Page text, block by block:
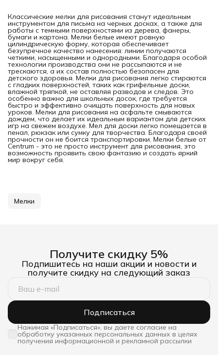
Классические мелки для рисования станут идеальным
инструментом для письма на черных досках, а также для
работы с темными поверхностями из дерева, фанеры,
бумаги и картона. Мелки белые имеют ровную
цилиндрическую форму, которая обеспечивает
безупречное качество нанесения: линии получаются
четкими, насыщенными и однородными. Благодаря особой
технологии производства они не рассыпаются и не
трескаются, а их состав полностью безопасен для
детского здоровья. Мелки для рисования легко стираются
с гладких поверхностей, таких как грифельные доски,
влажной тряпкой, не оставляя разводов и следов. Это
особенно важно для школьных досок, где требуется
быстро и эффективно очищать поверхность для новых
уроков. Мелки для рисования на асфальте смываются
дождем, что делает их идеальным вариантом для детских
игр на свежем воздухе. Мел для доски легко помещается в
пенал, рюкзак или сумку для творчества. Благодаря своей
прочности он не боится транспортировки. Мелки белые от
Centrum - это не просто инструмент для рисования, это
возможность проявить свою фантазию и создать яркий
мир вокруг себя.
Мелки
Получите скидку 5%
Подпишитесь на наши акции и новости и
получите скидку на следующий заказ
Подписаться
Нажимая «Подписаться», вы даете согласие на
обработку указанных персональных данных в целях
получения информационной и рекламной рассылки